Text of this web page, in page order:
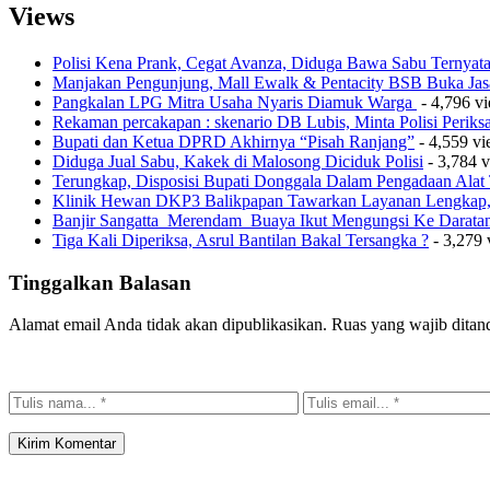
Views
Polisi Kena Prank, Cegat Avanza, Diduga Bawa Sabu
Manjakan Pengunjung, Mall Ewalk & Pentacity BSB Buka
Pangkalan LPG Mitra Usaha Nyaris Diamuk Warga - 4,796
Rekaman percakapan : skenario DB Lubis, Minta Polisi
Bupati dan Ketua DPRD Akhirnya “Pisah Ranjang” - 4,559
Diduga Jual Sabu, Kakek di Malosong Diciduk Polisi - 3,784
Terungkap, Disposisi Bupati Donggala Dalam Pengadaan
Klinik Hewan DKP3 Balikpapan Tawarkan Layanan
Banjir Sangatta Merendam Buaya Ikut Mengungsi Ke
Tiga Kali Diperiksa, Asrul Bantilan Bakal Tersangka ? - 3,279
Tinggalkan Balasan
Alamat email Anda tidak akan dipublikasikan. Ruas yang wajib